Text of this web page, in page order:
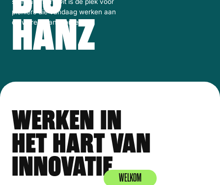
HANZ
samenkomen. Dit is de plek voor
pioniers die vandaag werken aan
de wereld van morgen.
WERKEN IN
HET HART VAN
INNOVATIE WELKOM